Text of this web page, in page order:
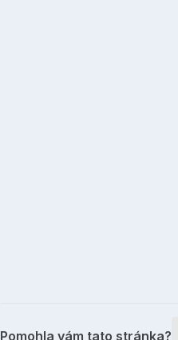
Pomohla vám tato stránka?